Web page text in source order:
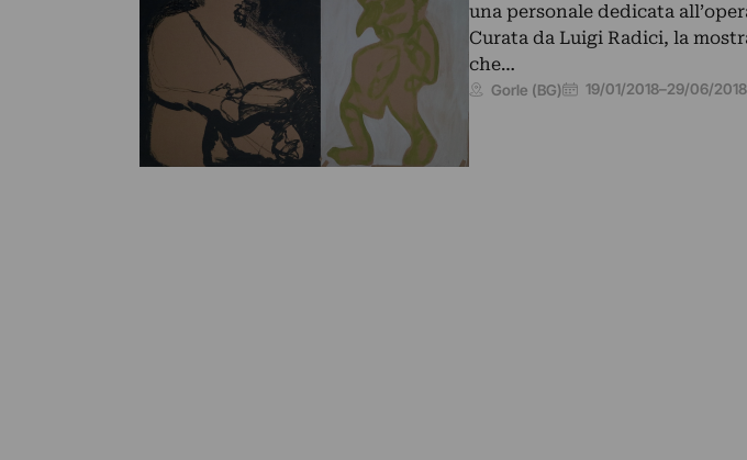
una personale dedicata
Curata da Luigi Radici, la
che…
Gorle (BG) 19/01/2018–29/06/2018